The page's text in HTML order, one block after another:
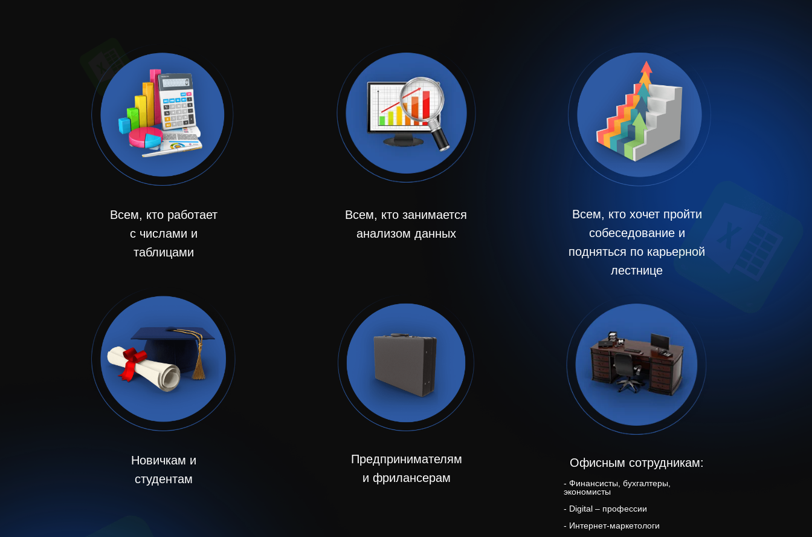
Всем, кто работает
с числами и
таблицами
Всем, кто занимается
анализом данных
Всем, кто хочет пройти
собеседованиеи
подняться по карьерной
лестнице
Новичкам и
студентам
Предпринимателям
и фрилансерам
Офисным сотрудникам:
- Финансисты, бухгалтеры,
экономисты
- Digital – профессии
- Интернет-маркетологи